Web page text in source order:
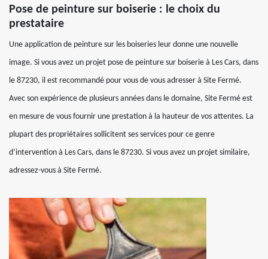
Pose de peinture sur boiserie : le choix du
prestataire
Une application de peinture sur les boiseries leur donne une nouvelle
image. Si vous avez un projet pose de peinture sur boiserie à Les Cars, dans
le 87230, il est recommandé pour vous de vous adresser à Site Fermé.
Avec son expérience de plusieurs années dans le domaine, Site Fermé est
en mesure de vous fournir une prestation à la hauteur de vos attentes. La
plupart des propriétaires sollicitent ses services pour ce genre
d’intervention à Les Cars, dans le 87230. Si vous avez un projet similaire,
adressez-vous à Site Fermé.